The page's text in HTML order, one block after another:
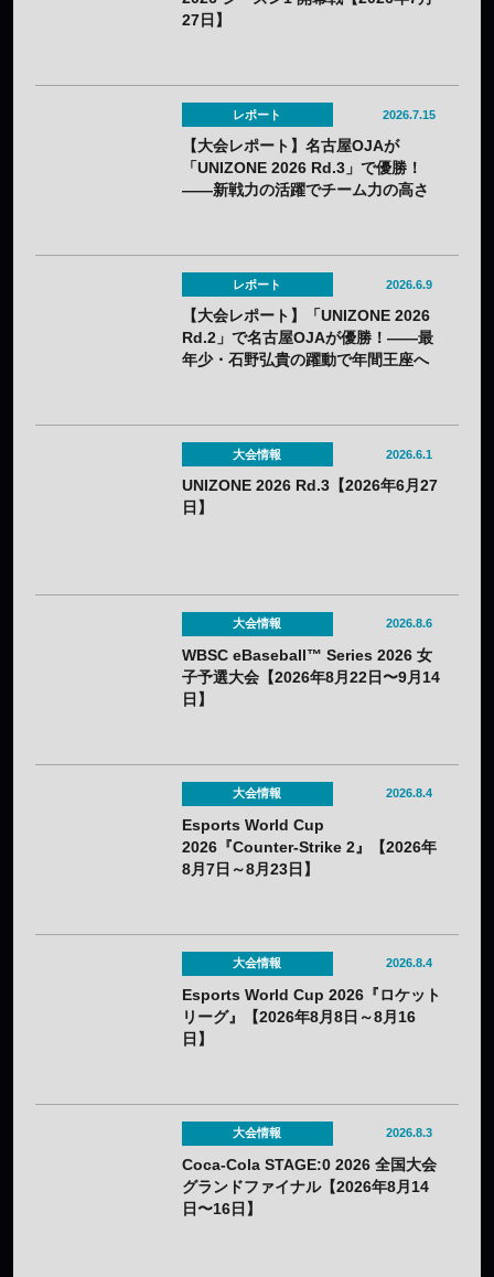
27日】
レポート 2026.7.15
【大会レポート】名古屋OJAが
「UNIZONE 2026 Rd.3」で優勝！
——新戦力の活躍でチーム力の高さ
レポート 2026.6.9
【大会レポート】「UNIZONE 2026
Rd.2」で名古屋OJAが優勝！——最
年少・石野弘貴の躍動で年間王座へ
大会情報 2026.6.1
UNIZONE 2026 Rd.3【2026年6月27
日】
大会情報 2026.8.6
WBSC eBaseball™ Series 2026 女
子予選大会【2026年8月22日〜9月14
日】
大会情報 2026.8.4
Esports World Cup
2026『Counter-Strike 2』【2026年
8月7日～8月23日】
大会情報 2026.8.4
Esports World Cup 2026『ロケット
リーグ』【2026年8月8日～8月16
日】
大会情報 2026.8.3
Coca-Cola STAGE:0 2026 全国大会
グランドファイナル【2026年8月14
日〜16日】